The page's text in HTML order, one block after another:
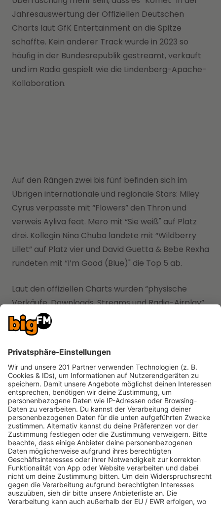
Jahresauswertung der Offiziellen Deutschen
Charts laut GfK Entertainment an die Spitze
schaffte. Kein anderer Track wurde in 2023 so
häufig in der Bundesrepublik gestreamt, verkauft
und im Radio gespielt wie die Lindenberg-Apache-
Kollaboration.
Auf den Rängen zwei bis fünf befinden sich im
Übrigen internationale und regionale Stars: Miley
Cyrus verpasste mit “Flowers” den Thron und
verweis Ayliva feat. Mero mit “Sie weiß" auf Platz
drei. Kollegin Nina Chuba landete mit “Wildberry
Lillet” auf Platz vier und David Guetta & Bebe Rexha
rundeten mit “I’m Good (Blue)" die Top 5 ab.
Laut den offiziellen Charts wurden “physische
Verkäufe, Downloads, Streams und Radio-Airplay”
in der Auswertung berücksichtigt.
anhören möchtest, klick' Dich einfach in
nachfolgenden kostenlosen Stream:
Apache207